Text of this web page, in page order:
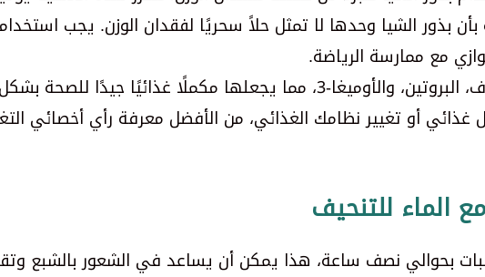
بذور الشيا وحدها لا تمثل حلاً سحريًا لفقدان الوزن. يجب
مع ممارسة الرياضة.
مما يجعلها مكملًا غذائيًا جيدًا للصحة بشكل عام.
غذائي أو تغيير نظامك الغذائي، من الأفضل معرفة رأي أخصائي
الماء للتنحيف
بحوالي نصف ساعة، هذا يمكن أن يساعد في الشعور بالشبع